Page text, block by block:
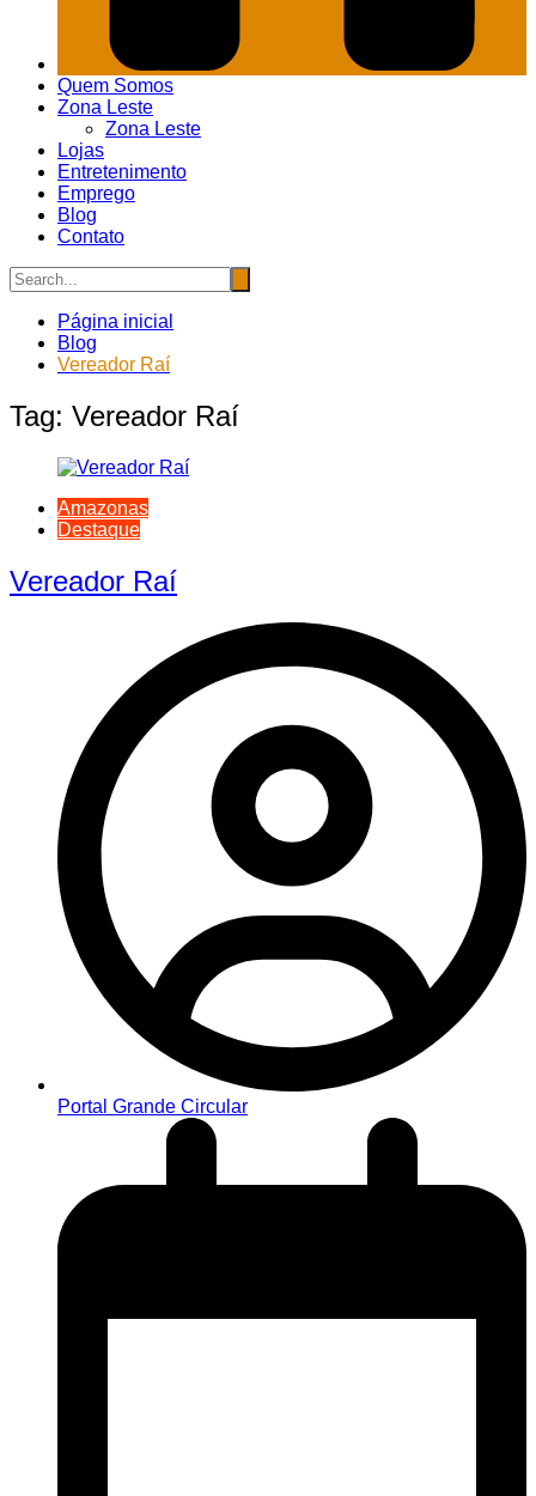
Quem Somos
Zona Leste
Zona Leste
Lojas
Entretenimento
Emprego
Blog
Contato
Página inicial
Blog
Vereador Raí
Tag: Vereador Raí
Amazonas
Destaque
Vereador Raí
Portal Grande Circular